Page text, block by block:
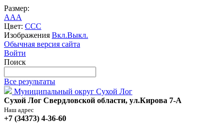
Размер:
AAA
Цвет: CCC
Изображения Вкл.Выкл.
Обычная версия сайта
Войти
Поиск
Все результаты
Муниципальный округ Сухой Лог
Сухой Лог Свердловской области, ул.Кирова 7-А
Наш адрес
+7 (34373) 4-36-60